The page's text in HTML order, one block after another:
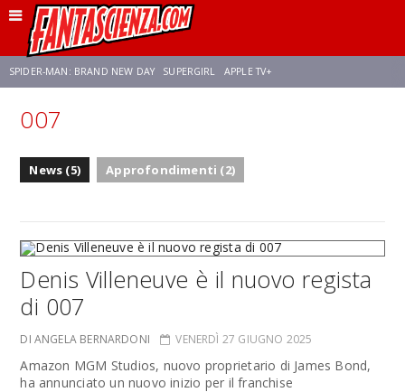
SPIDER-MAN: BRAND NEW DAY SUPERGIRL APPLE TV+
FRANCO RICCIARDIELLO
007
News (5) Approfondimenti (2)
Denis Villeneuve è il nuovo regista
di 007
DI ANGELA BERNARDONI VENERDÌ 27 GIUGNO 2025
Amazon MGM Studios, nuovo proprietario di James Bond,
ha annunciato un nuovo inizio per il franchise